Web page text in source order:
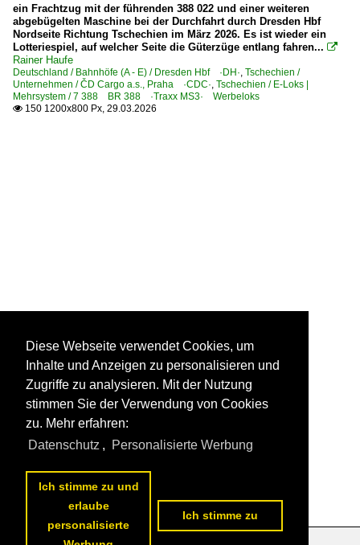
ein Frachtzug mit der führenden 388 022 und einer weiteren
abgebügelten Maschine bei der Durchfahrt durch Dresden Hbf
Nordseite Richtung Tschechien im März 2026. Es ist wieder ein
Lotteriespiel, auf welcher Seite die Güterzüge entlang fahren... 
Rainer Haufe
Deutschland / Bahnhöfe (A - E) / Dresden Hbf ·DH·, Tschechien /
Unternehmen / ČD Cargo a.s., Praha ·CDC·, Tschechien / E-Loks |
Mehrsystem / 7 388 BR 388 ·Traxx MS3· Werbeloks
 150 1200x800 Px, 29.03.2026
Diese Webseite verwendet Cookies, um
Inhalte und Anzeigen zu personalisieren und
Zugriffe zu analysieren. Mit der Nutzung
stimmen Sie der Verwendung von Cookies
zu. Mehr erfahren:
Datenschutz , Personalisierte Werbung
Ich stimme zu und
erlaube
personalisierte
Ich stimme zu